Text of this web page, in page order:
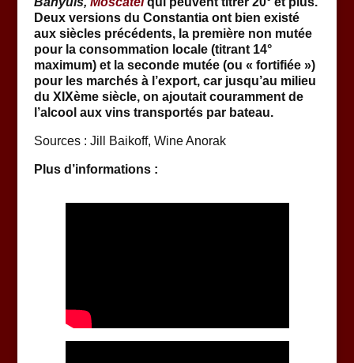
Deux versions du Constantia ont bien existé
aux siècles précédents, la première non mutée
pour la consommation locale (titrant 14°
maximum) et la seconde mutée (ou « fortifiée »)
pour les marchés à l’export, car jusqu’au milieu
du XIXème siècle, on ajoutait couramment de
l’alcool aux vins transportés par bateau.
Sources : Jill Baikoff, Wine Anorak
Plus d’informations :